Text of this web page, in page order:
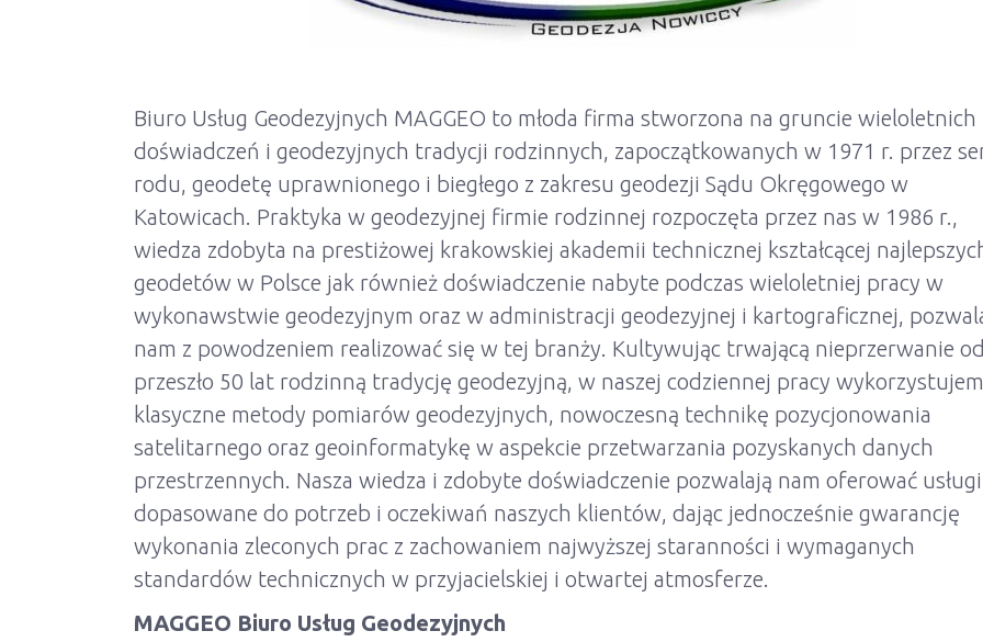
Biuro Usług Geodezyjnych MAGGEO to młoda firma stworzona na gruncie wieloletnich
doświadczeń i geodezyjnych tradycji rodzinnych, zapoczątkowanych w 1971 r. przez
rodu, geodetę uprawnionego i biegłego z zakresu geodezji Sądu Okręgowego w
Katowicach. Praktyka w geodezyjnej firmie rodzinnej rozpoczęta przez nas w 1986 r.,
wiedza zdobyta na prestiżowej krakowskiej akademii technicznej kształcącej
geodetów w Polsce jak również doświadczenie nabyte podczas wieloletniej pracy w
wykonawstwie geodezyjnym oraz w administracji geodezyjnej i kartograficznej,
nam z powodzeniem realizować się w tej branży. Kultywując trwającą nieprzerwanie od
przeszło 50 lat rodzinną tradycję geodezyjną, w naszej codziennej pracy
klasyczne metody pomiarów geodezyjnych, nowoczesną technikę pozycjonowania
satelitarnego oraz geoinformatykę w aspekcie przetwarzania pozyskanych danych
przestrzennych. Nasza wiedza i zdobyte doświadczenie pozwalają nam oferować usługi
dopasowane do potrzeb i oczekiwań naszych klientów, dając jednocześnie gwarancję
wykonania zleconych prac z zachowaniem najwyższej staranności i wymaganych
standardów technicznych w przyjacielskiej i otwartej atmosferze.
MAGGEO Biuro Usług Geodezyjnych